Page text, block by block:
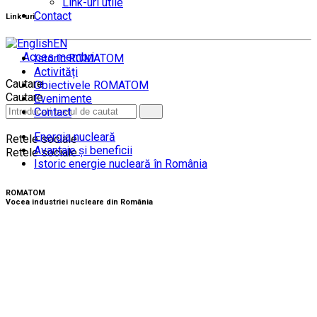
Contact
EN
Acces membri
Cautare
Cautare
Retele sociale
Retele sociale
Link-uri
Istoric ROMATOM
Activități
Obiectivele ROMATOM
Evenimente
Contact
Energia nucleară
Avantaje și beneficii
Istoric energie nucleară în România
ROMATOM
Vocea industriei nucleare din România